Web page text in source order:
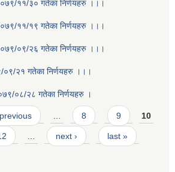
२०७९/११/३० गतेका निर्णयहरु ।।।
२०७९/११/१९ गतेका निर्णयहरु ।।।
२०७९/०९/२६ गतेका निर्णयहरु ।।।
०९/२१ गतेका निर्णयहरु ।।।
०८/२८ गतेका निर्णयहरु ।
… 8 9 10
… next › last »